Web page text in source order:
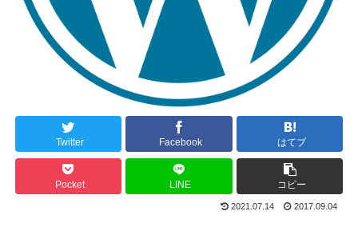
Twitter Facebook はてブ
Pocket LINE コピー
2021.07.14 2017.09.04